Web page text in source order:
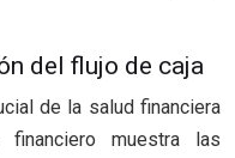
del flujo de caja
de la salud financiera
muestra las